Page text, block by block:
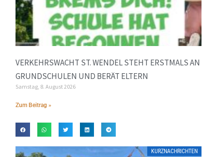
VERKEHRSWACHT ST. WENDEL STEHT ERSTMALS AN
GRUNDSCHULEN UND BERÄT ELTERN
Samstag, 8. August 2026
Zum Beitrag »
KURZNACHRICHTEN